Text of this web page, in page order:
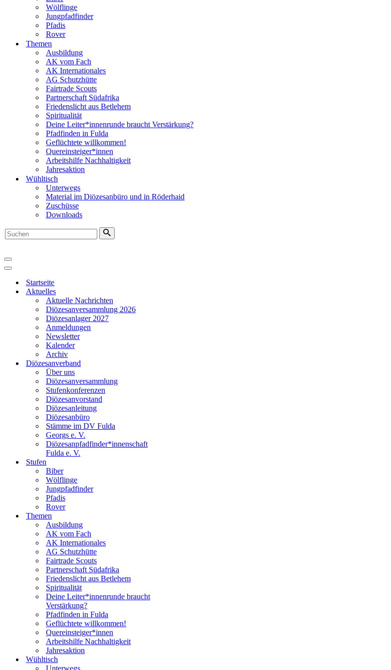
Wölflinge
Jungpfadfinder
Pfadis
Rover
Themen
Ausbildung
AK vom Fach
AK Internationales
AG Schutzhütte
Fairtrade Scouts
Partnerschaft Südafrika
Friedenslicht aus Betlehem
Spiritualität
Deine Leiter*innenrunde braucht Verstärkung?
Pfadfinden in Fulda
Geflüchtete willkommen!
Quereinsteiger*innen
Arbeitshilfe Nachhaltigkeit
Jahresaktion
Wühltisch
Unterwegs
Material im Diözesanbüro und in Röderhaid
Zuschüsse
Downloads
Suchen
nach …
Navigationsmenü
Navigationsmenü
Startseite
Aktuelles
Aktuelle Nachrichten
Diözesanversammlung 2026
Diözesanlager 2027
Anmeldungen
Newsletter
Kalender
Archiv
Diözesanverband
Über uns
Diözesanversammlung
Stufenkonferenzen
Diözesanvorstand
Diözesanleitung
Diözesanbüro
Stämme im DV Fulda
Georgs e. V.
Diözesanpfadfinder*innenschaft
Fulda e. V.
Stufen
Biber
Wölflinge
Jungpfadfinder
Pfadis
Rover
Themen
Ausbildung
AK vom Fach
AK Internationales
AG Schutzhütte
Fairtrade Scouts
Partnerschaft Südafrika
Friedenslicht aus Betlehem
Spiritualität
Deine Leiter*innenrunde braucht
Verstärkung?
Pfadfinden in Fulda
Geflüchtete willkommen!
Quereinsteiger*innen
Arbeitshilfe Nachhaltigkeit
Jahresaktion
Wühltisch
Unterwegs